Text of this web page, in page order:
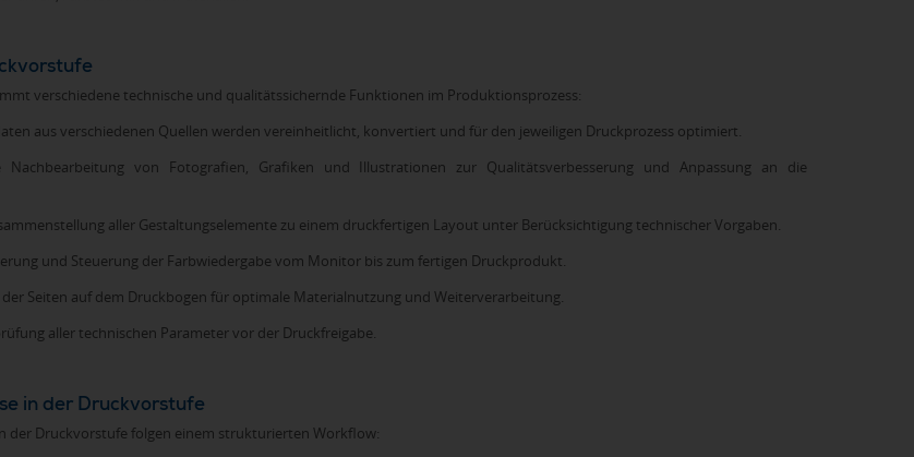
verschiedene technische und qualitätssichernde Funktionen im Produktionsprozess:
aus verschiedenen Quellen werden vereinheitlicht, konvertiert und für den jeweiligen Druckprozess optimiert.
Nachbearbeitung von Fotografien, Grafiken und Illustrationen zur Qualitätsverbesserung und Anpassung an die
aller Gestaltungselemente zu einem druckfertigen Layout unter Berücksichtigung technischer Vorgaben.
und Steuerung der Farbwiedergabe vom Monitor bis zum fertigen Druckprodukt.
Seiten auf dem Druckbogen für optimale Materialnutzung und Weiterverarbeitung.
aller technischen Parameter vor der Druckfreigabe.
in der Druckvorstufe
der Druckvorstufe folgen einem strukturierten Workflow: